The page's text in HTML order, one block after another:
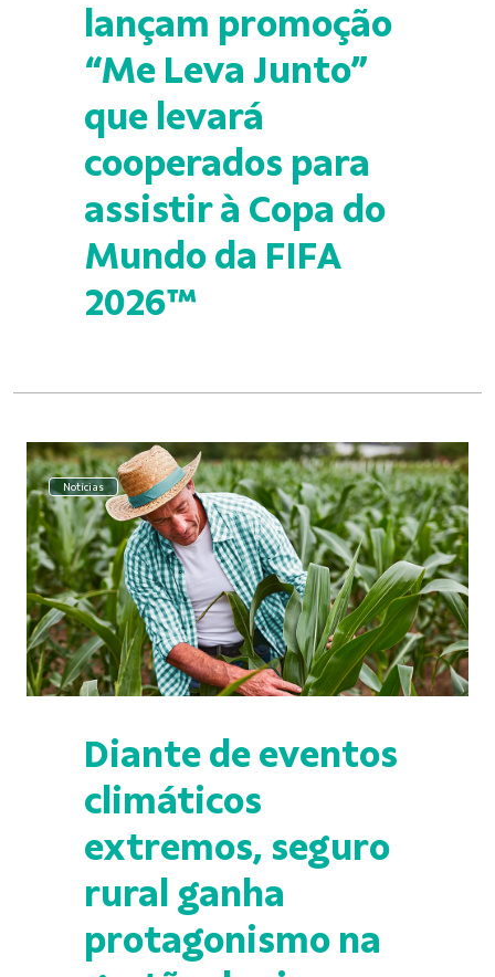
lançam promoção
“Me Leva Junto”
que levará
cooperados para
assistir à Copa do
Mundo da FIFA
2026™
Notícias
Diante de eventos
climáticos
extremos, seguro
rural ganha
protagonismo na